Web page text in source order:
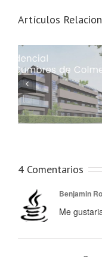
Artículos
Molinos:
hogar en
4 Comentarios
Benjamin
Me